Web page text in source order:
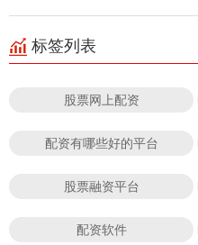
标签列表
股票网上配资
配资有哪些好的平台
股票融资平台
配资软件